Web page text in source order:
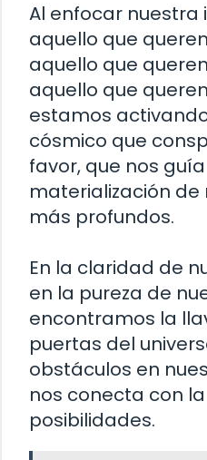
Al enfocar nuestra
aquello que
aquello que
aquello que
estamos
cósmico que
favor, que nos
materialización
más profundos.
En la claridad de
en la pureza de
encontramos la
puertas del
obstáculos en
nos conecta con
posibilidades.